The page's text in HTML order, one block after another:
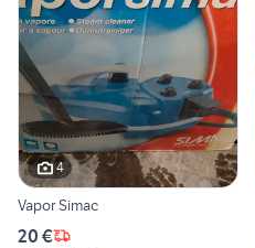
4
Vapor Simac
20 €